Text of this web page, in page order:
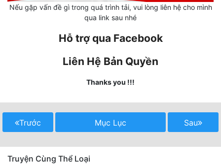
Kỳ Huyễn
Mưu Mô
Mạt Thế
Nếu gặp vấn đề gì trong quá trình tải, vui lòng liên hệ cho mình
qua link sau nhé
Hỗ trợ qua Facebook
Liên Hệ Bản Quyền
Thanks you !!!
Trước Mục Lục Sau
Truyện Cùng Thể Loại